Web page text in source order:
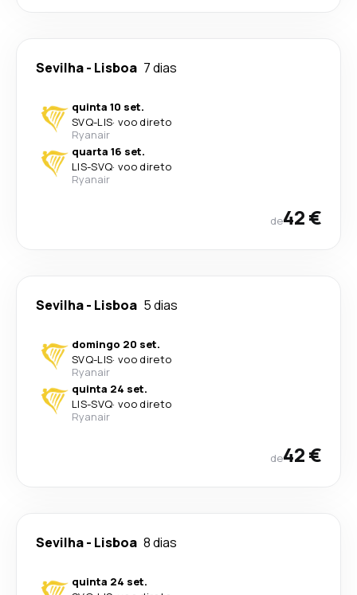
Sevilha- Lisboa 7 dias
quinta 10 set.
SVQ-LIS· voo direto
Ryanair
quarta 16 set.
LIS-SVQ· voo direto
Ryanair
de42 €
Sevilha- Lisboa 5 dias
domingo 20 set.
SVQ-LIS· voo direto
Ryanair
quinta 24 set.
LIS-SVQ· voo direto
Ryanair
de42 €
Sevilha- Lisboa 8 dias
quinta 24 set.